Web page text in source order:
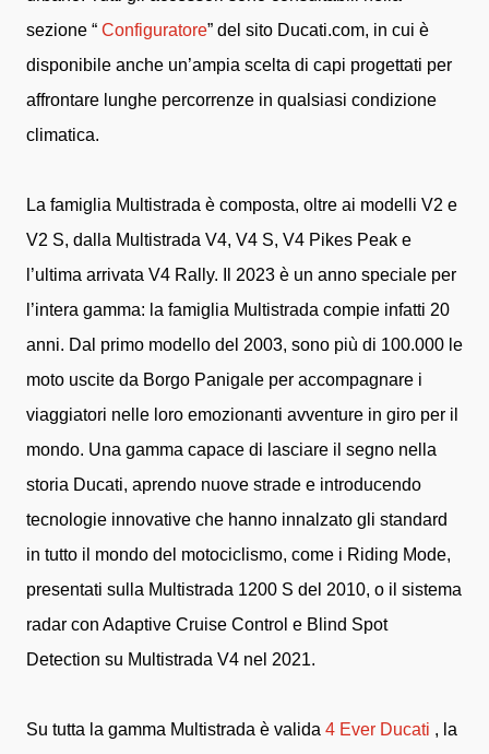
sezione “ Configuratore” del sito Ducati.com, in cui è
disponibile anche un’ampia scelta di capi progettati per
affrontare lunghe percorrenze in qualsiasi condizione
climatica.
La famiglia Multistrada è composta, oltre ai modelli V2 e
V2 S, dalla Multistrada V4, V4 S, V4 Pikes Peak e
l’ultima arrivata V4 Rally. Il 2023 è un anno speciale per
l’intera gamma: la famiglia Multistrada compie infatti 20
anni. Dal primo modello del 2003, sono più di 100.000 le
moto uscite da Borgo Panigale per accompagnare i
viaggiatori nelle loro emozionanti avventure in giro per il
mondo. Una gamma capace di lasciare il segno nella
storia Ducati, aprendo nuove strade e introducendo
tecnologie innovative che hanno innalzato gli standard
in tutto il mondo del motociclismo, come i Riding Mode,
presentati sulla Multistrada 1200 S del 2010, o il sistema
radar con Adaptive Cruise Control e Blind Spot
Detection su Multistrada V4 nel 2021.
Su tutta la gamma Multistrada è valida 4 Ever Ducati , la